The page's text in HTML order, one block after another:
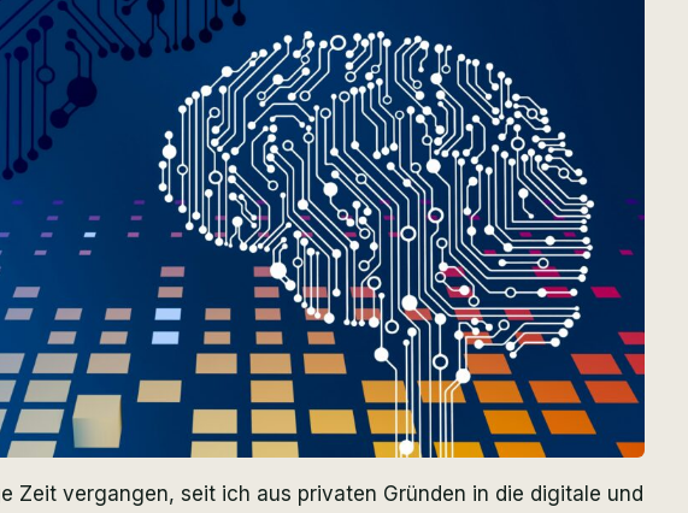
Zeit vergangen, seit ich aus privaten Gründen in die digitale und